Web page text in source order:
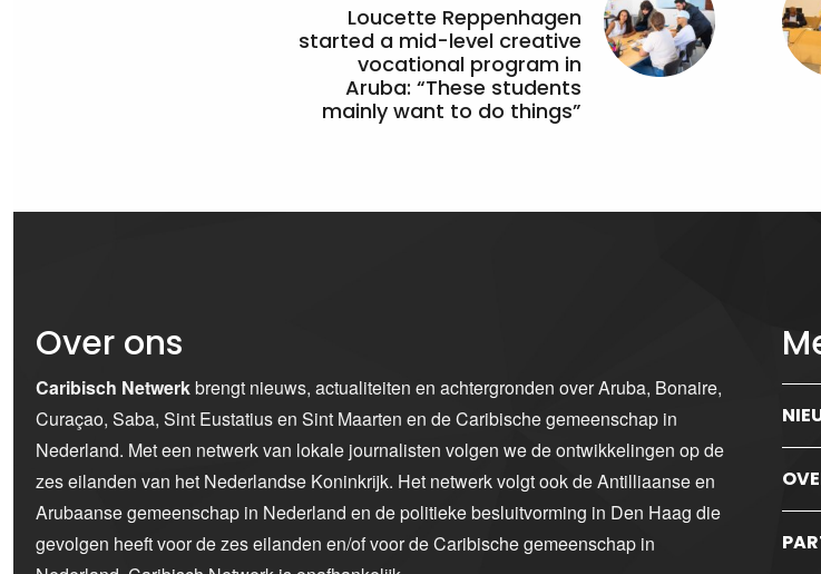
Loucette Reppenhagen
started a mid-level creative
vocational program in
Aruba: “These students
mainly want to do things”
Over ons
Caribisch Netwerkbrengt nieuws, actualiteiten en achtergronden over Aruba, Bonaire,
Curaçao, Saba, Sint Eustatius en Sint Maarten en de Caribische gemeenschap in
Nederland. Met een netwerk van lokale journalisten volgen we de ontwikkelingen op de
zes eilanden van het Nederlandse Koninkrijk. Het netwerk volgt ook de Antilliaanse en
Arubaanse gemeenschap in Nederland en de politieke besluitvorming in Den Haag die
gevolgen heeft voor de zes eilanden en/of voor de Caribische gemeenschap in